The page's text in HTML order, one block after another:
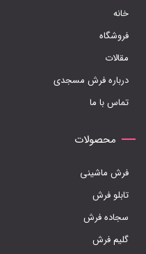
خانه
فروشگاه
مقالات
درباره فرش مسجدی
تماس با ما
محصولات
فرش ماشینی
تابلو فرش
سجاده فرش
گلیم فرش